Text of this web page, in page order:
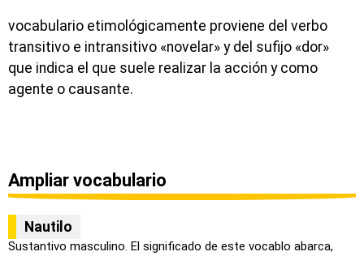
vocabulario etimológicamente proviene del verbo
transitivo e intransitivo «novelar» y del sufijo «dor»
que indica el que suele realizar la acción y como
agente o causante.
Ampliar vocabulario
Nautilo
Sustantivo masculino. El significado de este vocablo abarca,